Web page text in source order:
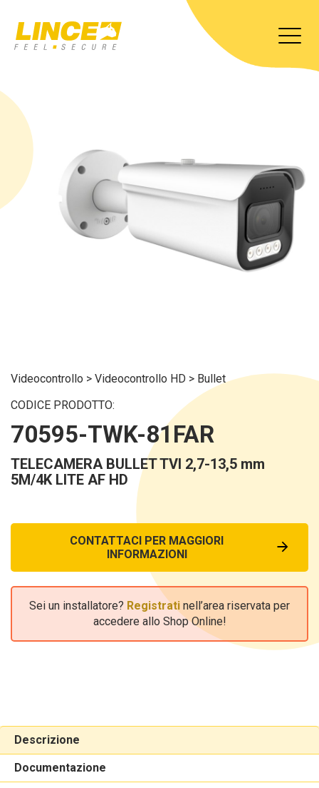
Videocontrollo > Videocontrollo HD > Bullet
CODICE PRODOTTO:
70595-TWK-81FAR
TELECAMERA BULLET TVI 2,7-13,5 mm
5M/4K LITE AF HD
CONTATTACI PER MAGGIORI
INFORMAZIONI
Sei un installatore? Registrati nell’area riservata per
accedere allo Shop Online!
Descrizione
Documentazione